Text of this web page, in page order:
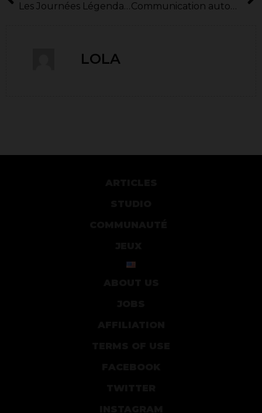
Les Journées Légendaires reviennent !
Communication autour des mecs de départ
LOLA